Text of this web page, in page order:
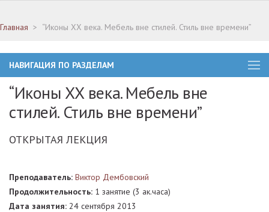
Главная “Иконы ХХ века. Мебель вне стилей. Стиль вне времени”
НАВИГАЦИЯ ПО РАЗДЕЛАМ
“Иконы ХХ века. Мебель вне
стилей. Стиль вне времени”
ОТКРЫТАЯ ЛЕКЦИЯ
Преподаватель: Виктор Дембовский
Продолжительность: 1 занятие (3 ак.часа)
Дата занятия: 24 сентября 2013